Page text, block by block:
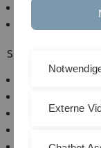
piezo - and
ionic
Semiconductors
extinsicExterne